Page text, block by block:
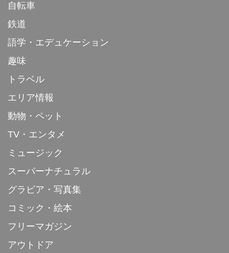
自転車
鉄道
語学・エデュケーション
趣味
トラベル
エリア情報
動物・ペット
TV・エンタメ
ミュージック
スーパーナチュラル
グラビア・写真集
コミック・絵本
フリーマガジン
アウトドア